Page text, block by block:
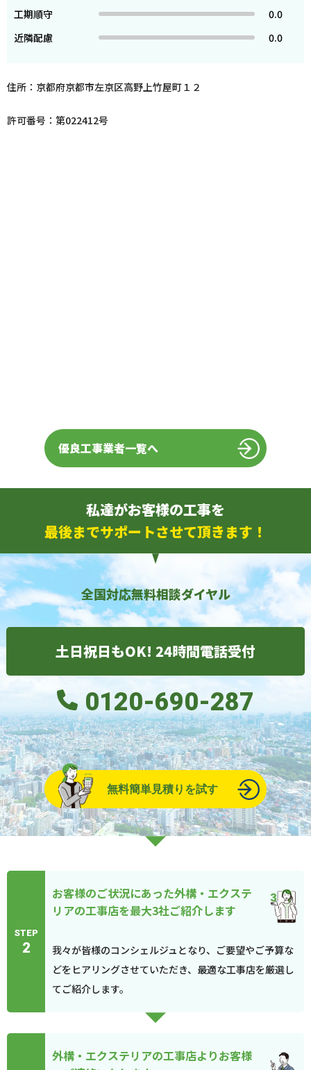
工期順守
0.0
近隣配慮
0.0
住所：京都府京都市左京区高野上竹屋町１２
許可番号：第022412号
優良工事業者一覧へ
私達がお客様の工事を
最後までサポートさせて頂きます！
全国対応無料相談ダイヤル
土日祝日もOK! 24時間電話受付
0120-690-287
無料簡単見積りを試す
STEP
2
お客様のご状況にあった外構・エクステ
リアの工事店を最大3社ご紹介します
我々が皆様のコンシェルジュとなり、ご要望やご予算な
どをヒアリングさせていただき、最適な工事店を厳選し
てご紹介します。
外構・エクステリアの工事店よりお客様